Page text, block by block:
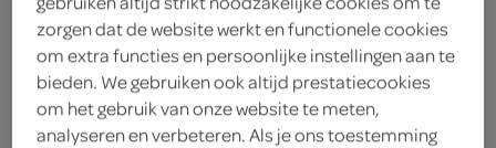
ingrediënten
zorgen dat de website werkt en functionele cookies
om extra functies en persoonlijke instellingen aan te
bieden. We gebruiken ook altijd prestatiecookies
om het gebruik van onze website te meten,
analyseren en verbeteren. Als je ons toestemming